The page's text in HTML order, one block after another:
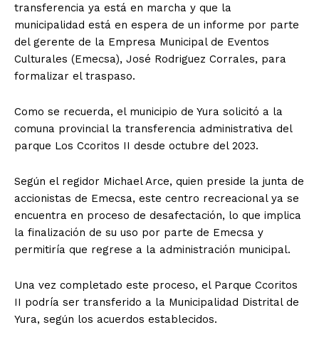
transferencia ya está en marcha y que la
municipalidad está en espera de un informe por parte
del gerente de la Empresa Municipal de Eventos
Culturales (Emecsa), José Rodriguez Corrales, para
formalizar el traspaso.
Como se recuerda, el municipio de Yura solicitó a la
comuna provincial la transferencia administrativa del
parque Los Ccoritos II desde octubre del 2023.
Según el regidor Michael Arce, quien preside la junta de
accionistas de Emecsa, este centro recreacional ya se
encuentra en proceso de desafectación, lo que implica
la finalización de su uso por parte de Emecsa y
permitiría que regrese a la administración municipal.
Una vez completado este proceso, el Parque Ccoritos
II podría ser transferido a la Municipalidad Distrital de
Yura, según los acuerdos establecidos.